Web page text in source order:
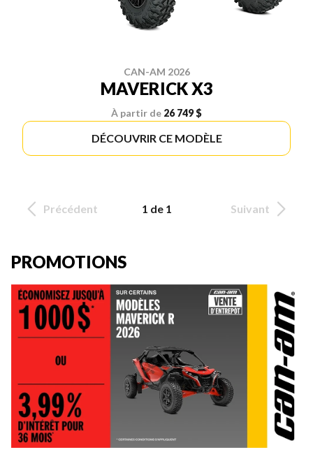
CAN-AM 2026
MAVERICK X3
À partir de 26 749 $
DÉCOUVRIR CE MODÈLE
Précédent 1 de 1 Suivant
PROMOTIONS